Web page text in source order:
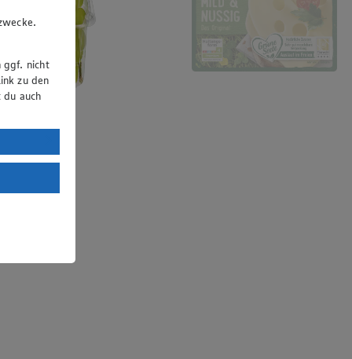
ggf. nicht
zu den
auch
DSGVO
mit
das